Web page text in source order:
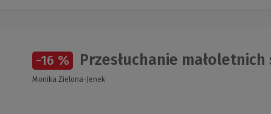
-16 % Przesłuchanie
Monika Zielona-Jenek